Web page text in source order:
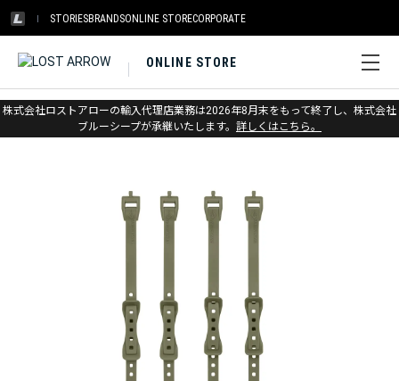
STORIESBRANDSONLINE STORECORPORATE
ONLINE STORE
株式会社ロストアローの輸入代理店業務は2026年8月末をもって終了し、株式会社
ブルーシープが承継いたします。 詳しくはこちら。
ホーム > シートゥサミット > アウトドアギア